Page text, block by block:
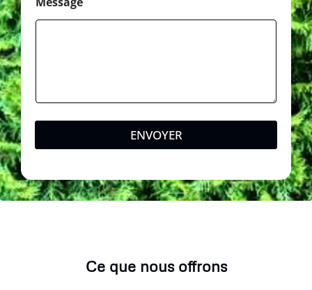
ENVOYER
Ce que nous offrons